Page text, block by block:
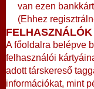
van ezen
(Ehhez
A főoldalra belépve
felhasználói
adott társkereső
információkat, mint